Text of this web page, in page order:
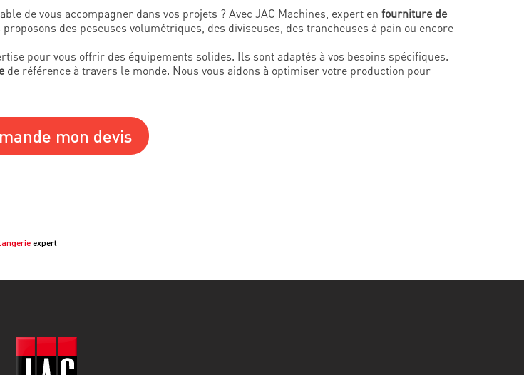
de vous accompagner dans vos projets ? Avec JAC Machines, expert en fourniture de
proposons des peseuses volumétriques, des diviseuses, des trancheuses à pain ou encore
pour vous offrir des équipements solides. Ils sont adaptés à vos besoins spécifiques.
de référence à travers le monde. Nous vous aidons à optimiser votre production pour
mon devis
expert